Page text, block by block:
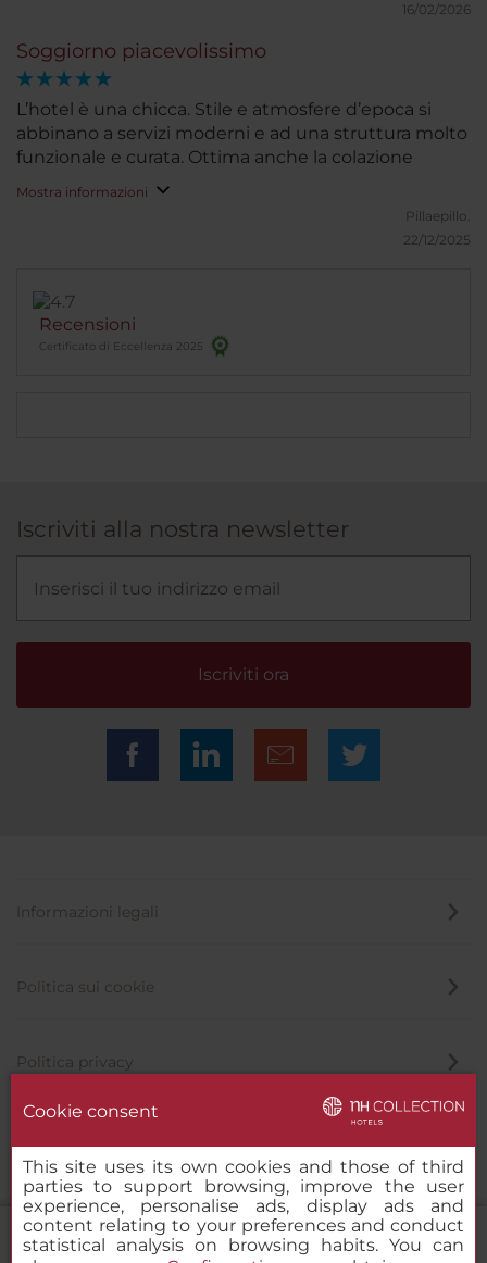
16/02/2026
Soggiorno piacevolissimo
L’hotel è una chicca. Stile e atmosfere d’epoca si
abbinano a servizi moderni e ad una struttura molto
funzionale e curata. Ottima anche la colazione
Mostra informazioni
Pillaepillo.
22/12/2025
Recensioni
Certificato di Eccellenza 2025
Iscriviti alla nostra newsletter
Iscriviti ora
Informazioni legali
Politica sui cookie
Politica privacy
Cookie consent
This site uses its own cookies and those of third
parties to support browsing, improve the user
experience, personalise ads, display ads and
content relating to your preferences and conduct
statistical analysis on browsing habits. You can